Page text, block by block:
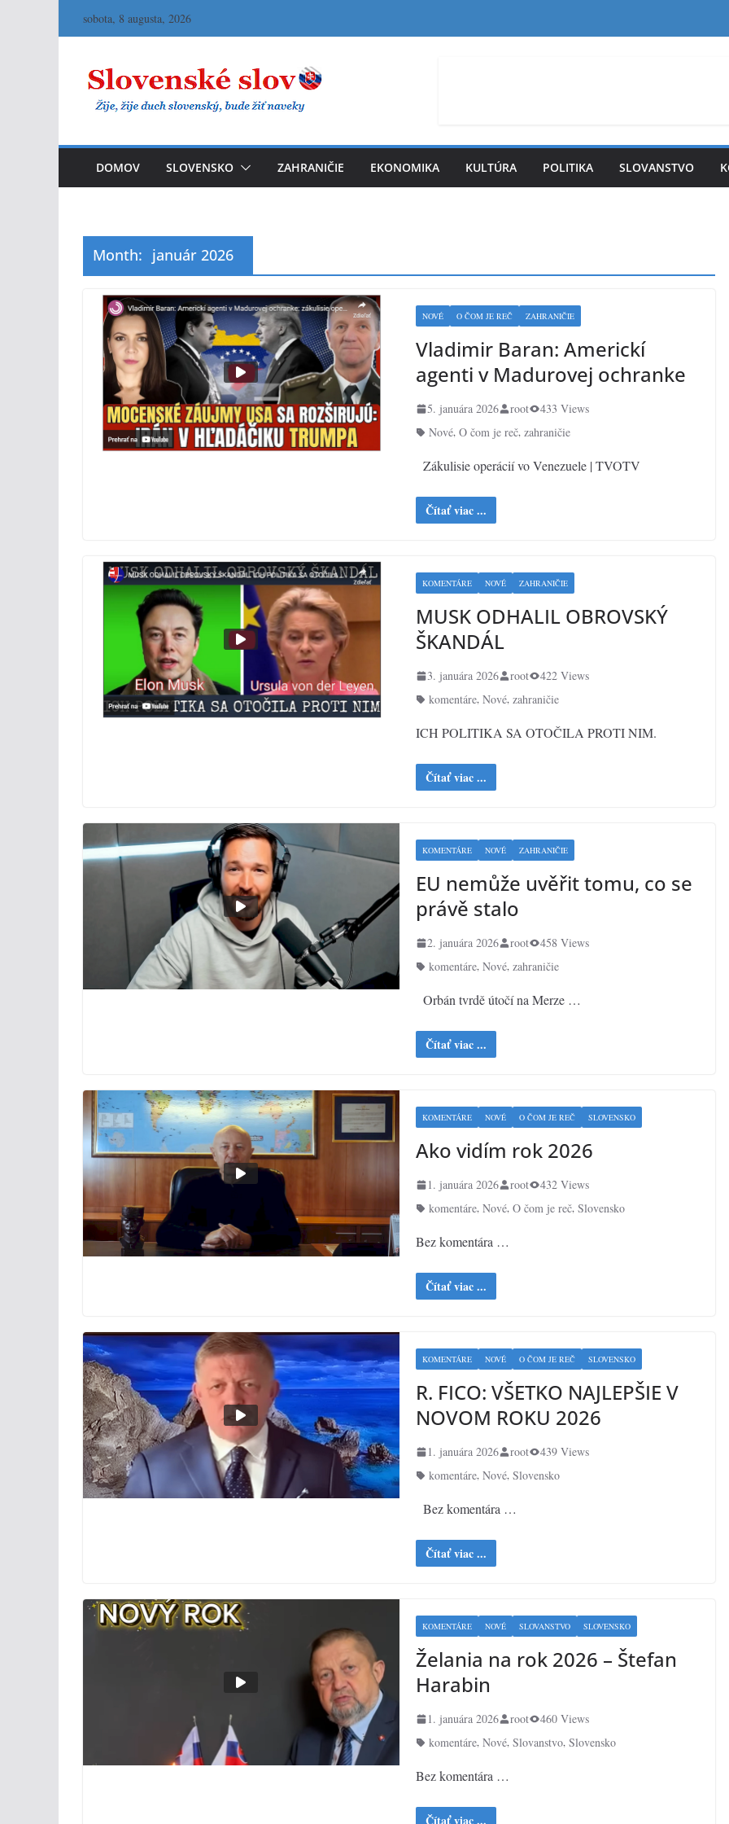
to
sobota, 8 augusta, 2026
DOMOV SLOVENSKO ZAHRANIČIE EKONOMIKA KULTÚRA POLITIKA SLOVANSTVO
Month: január 2026
NOVÉ O ČOM JE REČ ZAHRANIČIE
Vladimir Baran: Americkí
agenti v Madurovej ochranke
5. januára 2026 root
433 Views
Nové, O čom je reč, zahraničie
Zákulisie operácií vo Venezuele | TVOTV
Čítať viac ...
KOMENTÁRE NOVÉ ZAHRANIČIE
MUSK ODHALIL OBROVSKÝ
ŠKANDÁL
3. januára 2026 root
422 Views
komentáre, Nové, zahraničie
ICH POLITIKA SA OTOČILA PROTI NIM.
Čítať viac ...
KOMENTÁRE NOVÉ ZAHRANIČIE
EU nemůže uvěřit tomu, co se
právě stalo
2. januára 2026 root
458 Views
komentáre, Nové, zahraničie
Orbán tvrdě útočí na Merze …
Čítať viac ...
KOMENTÁRE NOVÉ O ČOM JE REČ SLOVENSKO
Ako vidím rok 2026
1. januára 2026 root
432 Views
komentáre, Nové, O čom je reč, Slovensko
Bez komentára …
Čítať viac ...
KOMENTÁRE NOVÉ O ČOM JE REČ SLOVENSKO
R. FICO: VŠETKO NAJLEPŠIE V
NOVOM ROKU 2026
1. januára 2026 root
439 Views
komentáre, Nové, Slovensko
Bez komentára …
Čítať viac ...
KOMENTÁRE NOVÉ SLOVANSTVO SLOVENSKO
Želania na rok 2026 – Štefan
Harabin
1. januára 2026 root
460 Views
komentáre, Nové, Slovanstvo, Slovensko
Bez komentára …
Čítať viac ...